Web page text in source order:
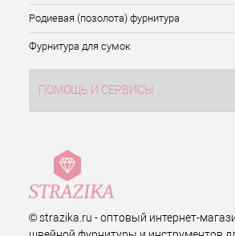
Родиевая (позолота) фурнитура
Фурнитура для сумок
ПОМОЩЬ И СЕРВИСЫ
© strazika.ru - оптовый интернет-